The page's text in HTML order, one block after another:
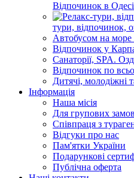
Відпочинок в
тури, відпочинок,
Автобусом на
Відпочинок у
Санаторії, SPA.
Відпочинок по
Дитячі, молодіжні
Інформація
Наша місія
Для групових
Співпраця з
Відгуки про нас
Пам'ятки України
Подарункові
Публічна оферта